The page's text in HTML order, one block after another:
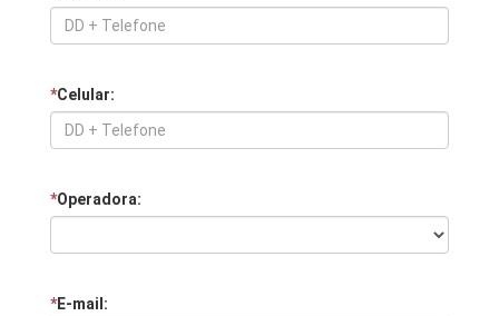
*Celular:
*Operadora:
*E-mail: